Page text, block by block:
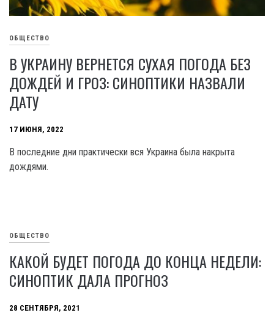
ОБЩЕСТВО
В УКРАИНУ ВЕРНЕТСЯ СУХАЯ ПОГОДА БЕЗ
ДОЖДЕЙ И ГРОЗ: СИНОПТИКИ НАЗВАЛИ
ДАТУ
17 ИЮНЯ, 2022
В последние дни практически вся Украина была накрыта
дождями.
ОБЩЕСТВО
КАКОЙ БУДЕТ ПОГОДА ДО КОНЦА НЕДЕЛИ:
СИНОПТИК ДАЛА ПРОГНОЗ
28 СЕНТЯБРЯ, 2021